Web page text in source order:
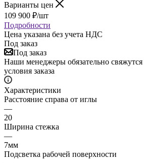
Варианты цен
109 900 ₽/шт
Подробности
Цена указана без учета НДС
Под заказ
Под заказ
Наши менеджеры обязательно
условия заказа
Характеристики
Расстояние справа от иглы
—
20
Ширина стежка
—
7мм
Подсветка рабочей поверхности